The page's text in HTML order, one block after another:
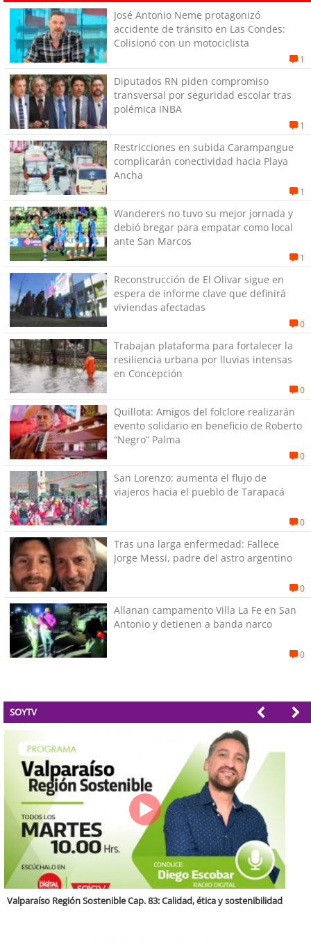
José Antonio Neme protagonizó
accidente de tránsito en Las Condes:
Colisionó con un motociclista
1
Diputados RN piden compromiso
transversal por seguridad escolar tras
polémica INBA
1
Restricciones en subida Carampangue
complicarán conectividad hacia Playa
Ancha
1
Wanderers no tuvo su mejor jornada y
debió bregar para empatar como local
ante San Marcos
1
Reconstrucción de El Olivar sigue en
espera de informe clave que definirá
viviendas afectadas
0
Trabajan plataforma para fortalecer la
resiliencia urbana por lluvias intensas
en Concepción
0
Quillota: Amigos del folclore realizarán
evento solidario en beneficio de Roberto
“Negro” Palma
0
San Lorenzo: aumenta el flujo de
viajeros hacia el pueblo de Tarapacá
0
Tras una larga enfermedad: Fallece
Jorge Messi, padre del astro argentino
0
Allanan campamento Villa La Fe en San
Antonio y detienen a banda narco
0
SOYTV